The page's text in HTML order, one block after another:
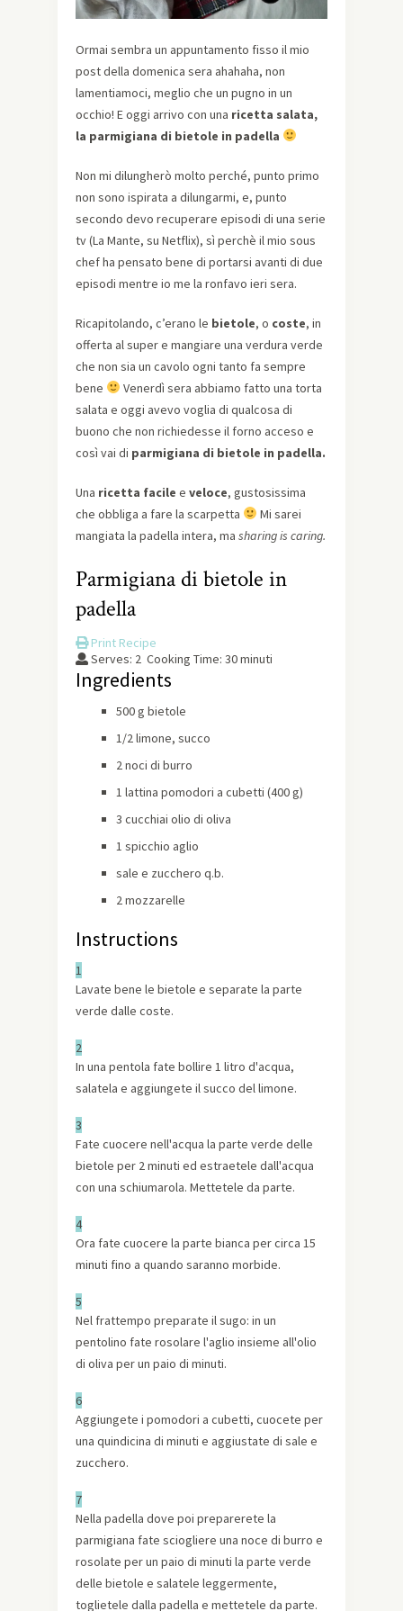
Ormai sembra un appuntamento fisso il mio
post della domenica sera ahahaha, non
lamentiamoci, meglio che un pugno in un
occhio! E oggi arrivo con una ricetta salata,
la parmigiana di bietole in padella
Non mi dilungherò molto perché, punto primo
non sono ispirata a dilungarmi, e, punto
secondo devo recuperare episodi di una serie
tv (La Mante, su Netflix), sì perchè il mio sous
chef ha pensato bene di portarsi avanti di due
episodi mentre io me la ronfavo ieri sera.
Ricapitolando, c’erano le bietole, o coste, in
offerta al super e mangiare una verdura verde
che non sia un cavolo ogni tanto fa sempre
bene
Venerdì sera abbiamo fatto una torta
salata e oggi avevo voglia di qualcosa di
buono che non richiedesse il forno acceso e
così vai di parmigiana di bietole in padella.
Una ricetta facile e veloce, gustosissima
che obbliga a fare la scarpetta
Mi sarei
mangiata la padella intera, ma sharing is caring.
Parmigiana di bietole in
padella
Print Recipe
Serves: 2 Cooking Time: 30 minuti
Ingredients
500 g bietole
1/2 limone, succo
2 noci di burro
1 lattina pomodori a cubetti (400 g)
3 cucchiai olio di oliva
1 spicchio aglio
sale e zucchero q.b.
2 mozzarelle
Instructions
1
Lavate bene le bietole e separate la parte
verde dalle coste.
2
In una pentola fate bollire 1 litro d'acqua,
salatela e aggiungete il succo del limone.
3
Fate cuocere nell'acqua la parte verde delle
bietole per 2 minuti ed estraetele dall'acqua
con una schiumarola. Mettetele da parte.
4
Ora fate cuocere la parte bianca per circa 15
minuti fino a quando saranno morbide.
5
Nel frattempo preparate il sugo: in un
pentolino fate rosolare l'aglio insieme all'olio
di oliva per un paio di minuti.
6
Aggiungete i pomodori a cubetti, cuocete per
una quindicina di minuti e aggiustate di sale e
zucchero.
7
Nella padella dove poi preparerete la
parmigiana fate sciogliere una noce di burro e
rosolate per un paio di minuti la parte verde
delle bietole e salatele leggermente,
toglietele dalla padella e mettetele da parte.